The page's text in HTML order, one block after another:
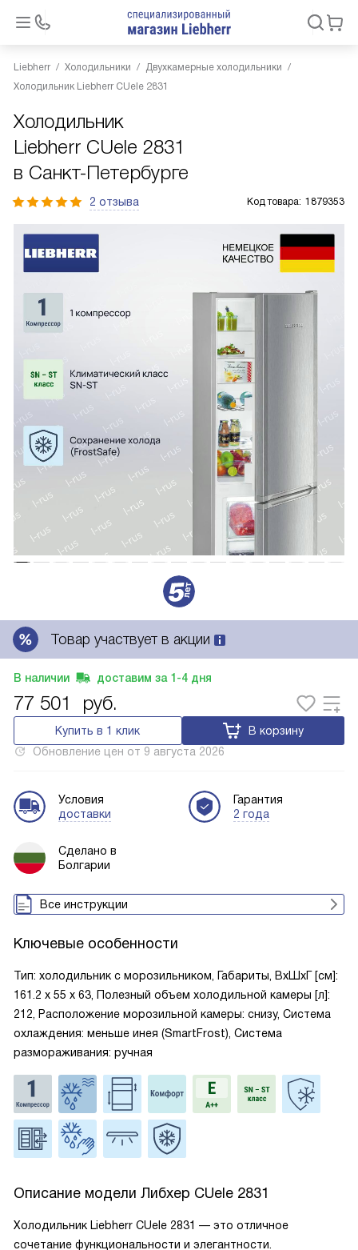
Liebherr Холодильники
Двухкамерные холодильники
Холодильник Liebherr CUele 2831
Холодильник
Liebherr CUele 2831
в Санкт-Петербурге
2 отзыва Код товара: 1879353
Товар участвует в акции
В наличии доставим за 1-4 дня
77 501 руб.
Купить в 1 клик
В корзину
Обновление цен от 9 августа 2026
Условия
доставки
Гарантия
2 года
Сделано в
Болгарии
Все инструкции
Ключевые особенности
Тип: холодильник с морозильником, Габариты, ВxШxГ [см]:
161.2 х 55 х 63, Полезный объем холодильной камеры [л]:
212, Расположение морозильной камеры: снизу, Система
охлаждения: меньше инея (SmartFrost), Система
размораживания: ручная
Описание модели Либхер CUele 2831
Холодильник Liebherr CUele 2831 — это отличное
сочетание функциональности и элегантности.